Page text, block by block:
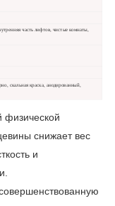
часть лифтов, чистые комнаты,
скальная краска, анодированный,
физической
снижает вес
и